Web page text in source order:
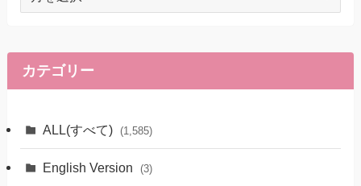
ブ
カテゴリー
ALL(すべて) (1,585)
English Version (3)